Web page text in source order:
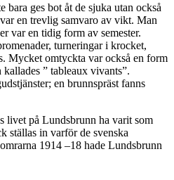
ges bot åt de sjuka utan också
en trevlig samvaro av vikt. Man
var en tidig form av semester.
turneringar i krocket,
Mycket omtyckta var också en form
” tableaux vivants”.
en brunnspräst fanns
livet på Lundsbrunn ha varit som
ställas in varför de svenska
1914 –18 hade Lundsbrunn